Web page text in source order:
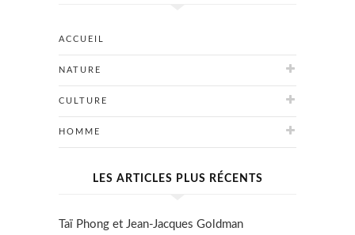
ACCUEIL
NATURE
CULTURE
HOMME
LES ARTICLES PLUS RÉCENTS
Taï Phong et Jean-Jacques Goldman